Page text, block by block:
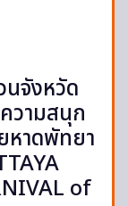
นจังหวัด
วามสนุก
หาดพัทยา
of